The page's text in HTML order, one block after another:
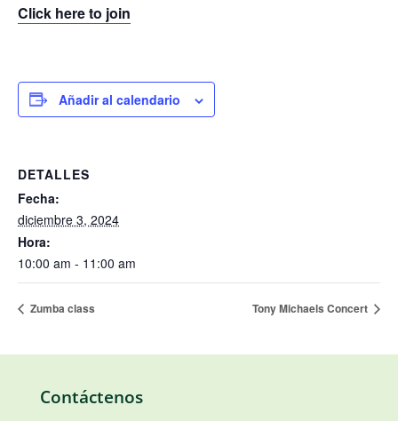
Click here to join
Añadir al calendario
DETALLES
Fecha:
diciembre 3, 2024
Hora:
10:00 am - 11:00 am
Zumba class Tony Michaels Concert
Contáctenos